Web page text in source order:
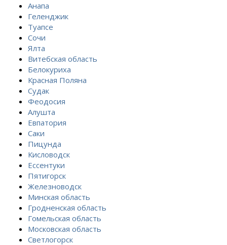
Анапа
Геленджик
Туапсе
Сочи
Ялта
Витебская область
Белокуриха
Красная Поляна
Судак
Феодосия
Алушта
Евпатория
Саки
Пицунда
Кисловодск
Ессентуки
Пятигорск
Железноводск
Минская область
Гродненская область
Гомельская область
Московская область
Светлогорск